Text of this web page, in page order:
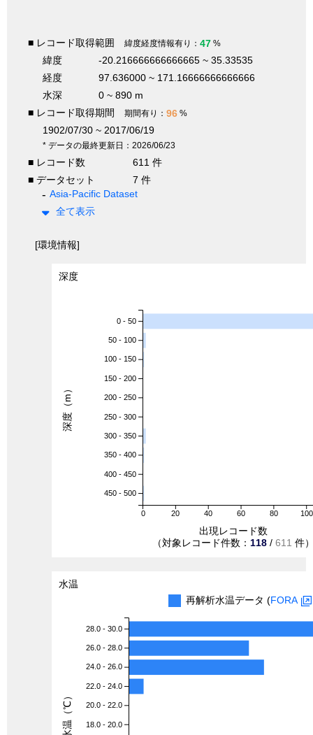
■ レコード取得範囲 緯度経度情報有り： 47 %
緯度
-20.216666666666665 ~ 35.33535
経度
97.636000 ~ 171.16666666666666
水深
0 ~ 890 m
■ レコード取得期間
期間有り： 96 %
1902/07/30 ~ 2017/06/19
* データの最終更新日：2026/06/23
■ レコード数
611 件
■ データセット
7 件
Asia-Pacific Dataset
全て表示
[環境情報]
深度
0 20 40 60 80 100
0 - 50
50 - 100
100 - 150
150 - 200
200 - 250
250 - 300
300 - 350
350 - 400
400 - 450
450 - 500
出現レコード数
（対象レコード件数： 118 / 611 件
深度（m）
水温
再解析水温データ (FORA
28.0 - 30.0
26.0 - 28.0
24.0 - 26.0
22.0 - 24.0
20.0 - 22.0
18.0 - 20.0
水温（℃）